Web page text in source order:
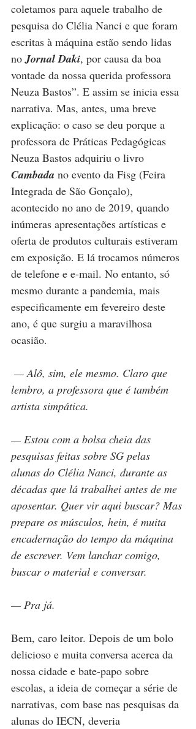
coletamos para aquele trabalho de
pesquisa do Clélia Nanci e que foram
escritas à máquina estão sendo lidas
no Jornal Daki, por causa da boa
vontade da nossa querida professora
Neuza Bastos”. E assim se inicia essa
narrativa. Mas, antes, uma breve
explicação: o caso se deu porque a
professora de Práticas Pedagógicas
Neuza Bastos adquiriu o livro
Cambada no evento da Fisg (Feira
Integrada de São Gonçalo),
acontecido no ano de 2019, quando
inúmeras apresentações artísticas e
oferta de produtos culturais estiveram
em exposição. E lá trocamos números
de telefone e e-mail. No entanto, só
mesmo durante a pandemia, mais
especificamente em fevereiro deste
ano, é que surgiu a maravilhosa
ocasião.
lembro, a professora que é também
artista simpática.
— Estou com a bolsa cheia das
pesquisas feitas sobre SG pelas
alunas do Clélia Nanci, durante as
décadas que lá trabalhei antes de me
aposentar. Quer vir aqui buscar? Mas
prepare os músculos, hein, é muita
encadernação do tempo da máquina
de escrever. Vem lanchar comigo,
buscar o material e conversar.
— Pra já.
Bem, caro leitor. Depois de um bolo
delicioso e muita conversa acerca da
nossa cidade e bate-papo sobre
escolas, a ideia de começar a série de
narrativas, com base nas pesquisas da
alunas do IECN, deveria